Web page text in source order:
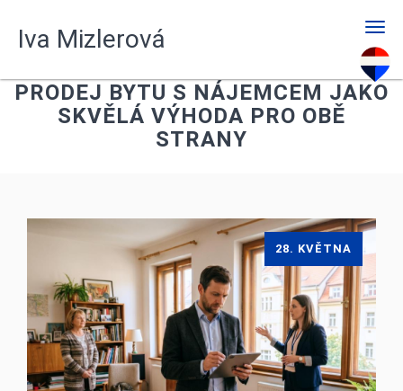
Iva Mizlerová
PRODEJ BYTU S NÁJEMCEM JAKO
SKVĚLÁ VÝHODA PRO OBĚ
STRANY
28. KVĚTNA